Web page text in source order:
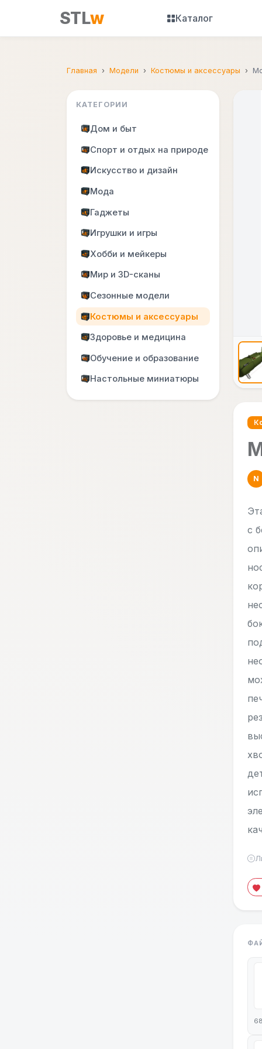
STLw Каталог
Главная Модели Костюмы и аксессуары
КАТЕГОРИИ
Дом и быт
Спорт и отдых на природе
Искусство и дизайн
Мода
Гаджеты
Игрушки и игры
Хобби и мейкеры
Мир и 3D-сканы
Сезонные модели
Костюмы и аксессуары
Здоровье и медицина
Обучение и образование
Настольные миниатюры
N
с